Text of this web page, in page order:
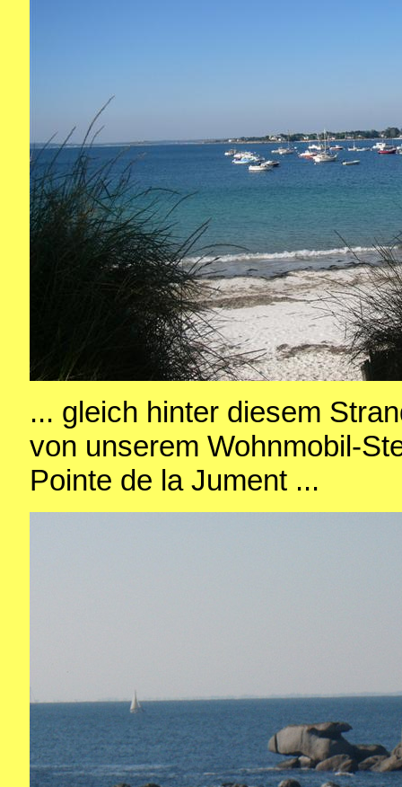
... gleich hinter diesem
von unserem Wohnmobil-
Pointe de la Jument ...